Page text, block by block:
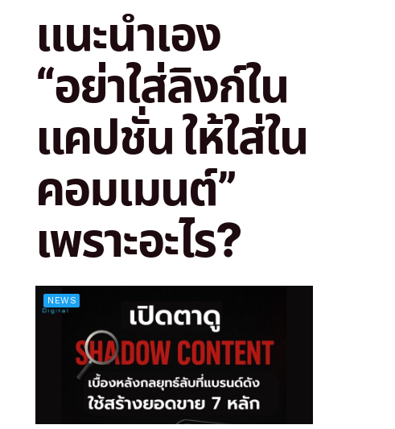
แนะนำเอง
“อย่าใส่ลิงก์ใน
แคปชั่น ให้ใส่ใน
คอมเมนต์”
เพราะอะไร?
NEWS